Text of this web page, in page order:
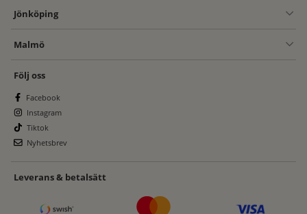
Jönköping
Malmö
Följ oss
Facebook
Instagram
Tiktok
Nyhetsbrev
Leverans & betalsätt